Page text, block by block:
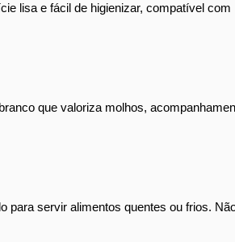
lisa e fácil de higienizar, compatível
que valoriza molhos,
para servir alimentos quentes ou frios.